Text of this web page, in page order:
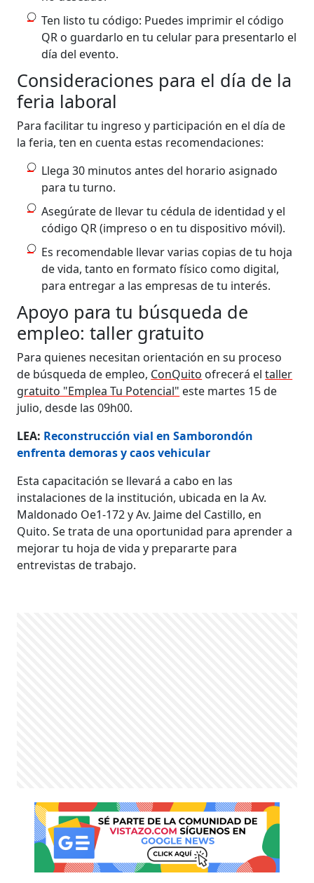
Ten listo tu código: Puedes imprimir el código
QR o guardarlo en tu celular para presentarlo el
día del evento.
Consideraciones para el día de la
feria laboral
Para facilitar tu ingreso y participación en el día de
la feria, ten en cuenta estas recomendaciones:
Llega 30 minutos antes del horario asignado
para tu turno.
Asegúrate de llevar tu cédula de identidad y el
código QR (impreso o en tu dispositivo móvil).
Es recomendable llevar varias copias de tu hoja
de vida, tanto en formato físico como digital,
para entregar a las empresas de tu interés.
Apoyo para tu búsqueda de
empleo: taller gratuito
Para quienes necesitan orientación en su proceso
de búsqueda de empleo, ConQuito ofrecerá eltaller
gratuito "Emplea Tu Potencial" este martes 15 de
julio, desde las 09h00.
LEA: Reconstrucción vial en Samborondón
enfrenta demoras y caos vehicular
Esta capacitación se llevará a cabo en las
instalaciones de la institución, ubicada en la Av.
Maldonado Oe1-172 y Av. Jaime del Castillo, en
Quito. Se trata de una oportunidad para aprender a
mejorar tu hoja de vida y prepararte para
entrevistas de trabajo.